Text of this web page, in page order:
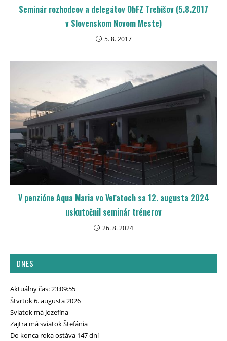
Seminár rozhodcov a delegátov ObFZ Trebišov (5.8.2017
v Slovenskom Novom Meste)
5. 8. 2017
V penzióne Aqua Maria vo Veľatoch sa 12. augusta 2024
uskutočnil seminár trénerov
26. 8. 2024
DNES
Aktuálny čas: 23:09:56
Štvrtok 6. augusta 2026
Sviatok má Jozefína
Zajtra má sviatok Štefánia
Do konca roka ostáva 147 dní